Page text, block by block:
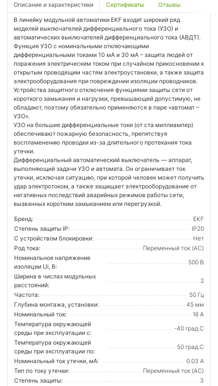
Описание и характеристики Сертификаты Отзывы
В линейку модульной автоматики EKF входит широкий ряд
моделей выключателей дифференциального тока (УЗО) и
автоматических выключателей дифференциального тока (АВДТ).
Функция УЗО с номинальными отключающими
дифференциальными токами 10 мА и 30 мА – защита людей от
поражения электрическим током при случайном прикосновении к
открытым проводящим частям электроустановки, а также защита
электрооборудования при повреждении изоляции проводников.
Устройства защитного отключения функциями защиты сети от
короткого замыкания и нагрузки, превышающей допустимую, не
обладают, поэтому обязательно применяются в паре «автомат –
УЗО».
УЗО на большие дифференциальные токи (от ста миллиампер)
обеспечивают пожарную безопасность, препятствуя
воспламенению проводки из-за длительного протекания тока
утечки.
Дифференциальный автоматический выключатель — аппарат,
выполняющий задачи УЗО и автомата. Он ограничивает ток
утечки, исключая ситуацию, при которой человек может получить
удар электротоком, а также защищает электрооборудование от
негативных последствий аварийных режимов работы сети,
вызванных коротким замыканием или перегрузкой.
Бренд:
EKF
Степень защиты IP:
IP20
С устройством блокировки:
Нет
Род тока:
Переменный ток (AC)
Номинальное напряжение
изоляции Ui, В:
500 В
Ширина в числах модульных
расстояний:
2
Частота:
50 Гц
Глубина монтажа, установки:
45 мм
Номинальный ток:
16 А
Температура окружающей
среды при эксплуатации с:
-40 град.C
Температура окружающей
cреды при эксплуатации по:
50 град.C
Номинальный ток утечки, мА:
0.03 А
Тип по току утечки:
Переменный ток (AC)
Степень защиты:
3